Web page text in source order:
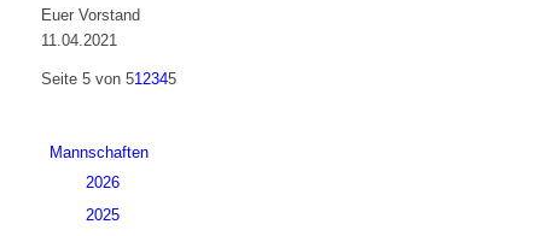
Euer Vorstand
11.04.2021
Seite 5 von 51 2345
Mannschaften
2026
2025